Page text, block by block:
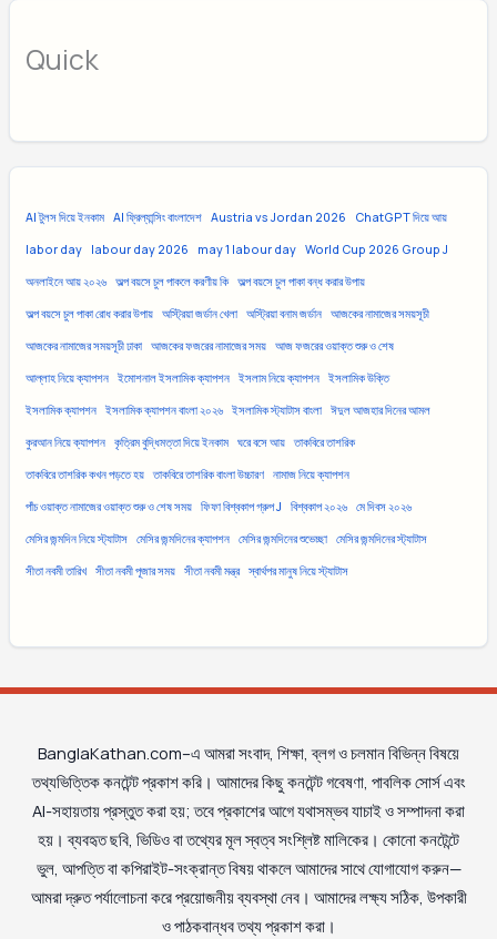
Quick
AI টুলস দিয়ে ইনকাম AI ফ্রিল্যান্সিং বাংলাদেশ Austria vs Jordan 2026 ChatGPT দিয়ে আয়
labor day labour day 2026 may 1 labour day World Cup 2026 Group J
অনলাইনে আয় ২০২৬ অল্প বয়সে চুল পাকলে করণীয় কি অল্প বয়সে চুল পাকা বন্ধ করার উপায়
অল্প বয়সে চুল পাকা রোধ করার উপায় অস্ট্রিয়া জর্ডান খেলা অস্ট্রিয়া বনাম জর্ডান আজকের নামাজের সময়সূচী
আজকের নামাজের সময়সূচী ঢাকা আজকের ফজরের নামাজের সময় আজ ফজরের ওয়াক্ত শুরু ও শেষ
আল্লাহ নিয়ে ক্যাপশন ইমোশনাল ইসলামিক ক্যাপশন ইসলাম নিয়ে ক্যাপশন ইসলামিক উক্তি
ইসলামিক ক্যাপশন ইসলামিক ক্যাপশন বাংলা ২০২৬ ইসলামিক স্ট্যাটাস বাংলা ঈদুল আজহার দিনের আমল
কুরআন নিয়ে ক্যাপশন কৃত্রিম বুদ্ধিমত্তা দিয়ে ইনকাম ঘরে বসে আয় তাকবিরে তাশরিক
তাকবিরে তাশরিক কখন পড়তে হয় তাকবিরে তাশরিক বাংলা উচ্চারণ নামাজ নিয়ে ক্যাপশন
পাঁচ ওয়াক্ত নামাজের ওয়াক্ত শুরু ও শেষ সময় ফিফা বিশ্বকাপ গ্রুপ J বিশ্বকাপ ২০২৬ মে দিবস ২০২৬
মেসির জন্মদিন নিয়ে স্ট্যাটাস মেসির জন্মদিনের ক্যাপশন মেসির জন্মদিনের শুভেচ্ছা মেসির জন্মদিনের স্ট্যাটাস
সীতা নবমী তারিখ সীতা নবমী পূজার সময় সীতা নবমী মন্ত্র স্বার্থপর মানুষ নিয়ে স্ট্যাটাস
BanglaKathan.com–এ আমরা সংবাদ, শিক্ষা, ব্লগ ও চলমান বিভিন্ন বিষয়ে
তথ্যভিত্তিক কনটেন্ট প্রকাশ করি। আমাদের কিছু কনটেন্ট গবেষণা, পাবলিক সোর্স এবং
AI-সহায়তায় প্রস্তুত করা হয়; তবে প্রকাশের আগে যথাসম্ভব যাচাই ও সম্পাদনা করা
হয়। ব্যবহৃত ছবি, ভিডিও বা তথ্যের মূল স্বত্ব সংশ্লিষ্ট মালিকের। কোনো কনটেন্টে
ভুল, আপত্তি বা কপিরাইট-সংক্রান্ত বিষয় থাকলে আমাদের সাথে যোগাযোগ করুন—
আমরা দ্রুত পর্যালোচনা করে প্রয়োজনীয় ব্যবস্থা নেব। আমাদের লক্ষ্য সঠিক, উপকারী
ও পাঠকবান্ধব তথ্য প্রকাশ করা।